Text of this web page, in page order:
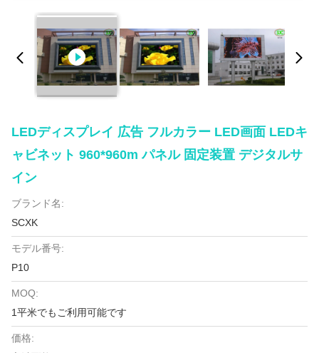
LEDディスプレイ 広告 フルカラー LED画面 LEDキ
ャビネット 960*960m パネル 固定装置 デジタルサ
イン
ブランド名:
SCXK
モデル番号:
P10
MOQ:
1平米でもご利用可能です
価格: